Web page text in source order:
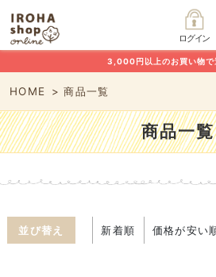
ログイン
3,000円以上のお買い物で
HOME 商品一覧
商品一覧
並び替え 新着順 価格が安い